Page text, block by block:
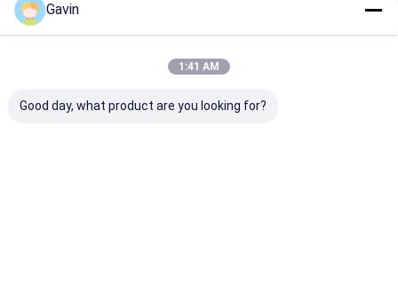
अनुशंसित उत्पाद
Gavin
1:41 AM
Good day, what product are you looking for?